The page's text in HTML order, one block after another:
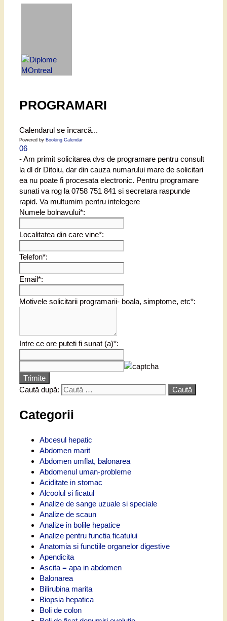
PROGRAMARI
Calendarul se încarcă...
Powered by Booking Calendar
06
- Am primit solicitarea dvs de programare pentru consult
la dl dr Ditoiu, dar din cauza numarului mare de solicitari
ea nu poate fi procesata electronic. Pentru programare
sunati va rog la 0758 751 841 si secretara raspunde
rapid. Va multumim pentru intelegere
Numele bolnavului*:
Localitatea din care vine*:
Telefon*:
Email*:
Motivele solicitarii programarii- boala, simptome, etc*:
Intre ce ore puteti fi sunat (a)*:
Trimite
Caută după:
Categorii
Abcesul hepatic
Abdomen marit
Abdomen umflat, balonarea
Abdomenul uman-probleme
Aciditate in stomac
Alcoolul si ficatul
Analize de sange uzuale si speciale
Analize de scaun
Analize in bolile hepatice
Analize pentru functia ficatului
Anatomia si functiile organelor digestive
Apendicita
Ascita = apa in abdomen
Balonarea
Bilirubina marita
Biopsia hepatica
Boli de colon